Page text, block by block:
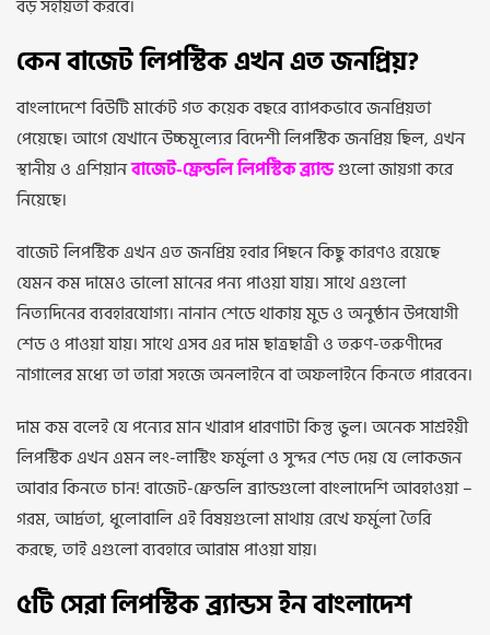
বড় সহায়তা করবে।
কেন বাজেট লিপস্টিক এখন এত জনপ্রিয়?
বাংলাদেশে বিউটি মার্কেট গত কয়েক বছরে ব্যাপকভাবে জনপ্রিয়তা
পেয়েছে। আগে যেখানে উচ্চমূল্যের বিদেশী লিপস্টিক জনপ্রিয় ছিল, এখন
স্থানীয় ও এশিয়ানবাজেট-ফ্রেন্ডলি লিপস্টিক ব্র্যান্ডগুলো জায়গা করে
নিয়েছে।
বাজেট লিপস্টিক এখন এত জনপ্রিয় হবার পিছনে কিছু কারণও রয়েছে
যেমন কম দামেও ভালো মানের পন্য পাওয়া যায়। সাথে এগুলো
নিত্যদিনের ব্যবহারযোগ্য। নানান শেডে থাকায় মুড ও অনুষ্ঠান উপযোগী
শেড ও পাওয়া যায়। সাথে এসব এর দাম ছাত্রছাত্রী ও তরুণ-তরুণীদের
নাগালের মধ্যে তা তারা সহজে অনলাইনে বা অফলাইনে কিনতে পারবেন।
দাম কম বলেই যে পন্যের মান খারাপ ধারণাটা কিন্তু ভুল। অনেক সাশ্রইয়ী
লিপস্টিক এখন এমন লং-লাস্টিং ফর্মুলা ও সুন্দর শেড দেয় যে লোকজন
আবার কিনতে চান!বাজেট-ফ্রেন্ডলি ব্র্যান্ডগুলো বাংলাদেশি আবহাওয়া –
গরম, আর্দ্রতা, ধুলোবালি এই বিষয়গুলো মাথায় রেখে ফর্মুলা তৈরি
করছে, তাই এগুলো ব্যবহারে আরাম পাওয়া যায়।
৫টি সেরা লিপস্টিক ব্র্যান্ডস ইন বাংলাদেশ